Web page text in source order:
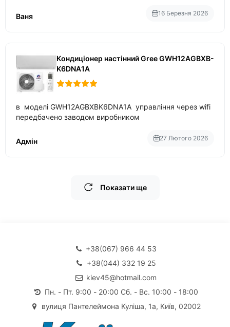
температури
Ваня 16 Березня 2026
Кондиціонер настінний Gree GWH12AGBXB-
K6DNA1A
в моделі GWH12AGBXBK6DNA1A управління через wifi
передбачено заводом виробником
Адмін 27 Лютого 2026
Показати ще
+38(067) 966 44 53
+38(044) 332 19 25
kiev45@hotmail.com
Пн. - Пт. 9:00 - 20:00 Сб. - Вс. 10:00 - 18:00
вулиця Пантелеймона Куліша, 1а, Київ, 02002